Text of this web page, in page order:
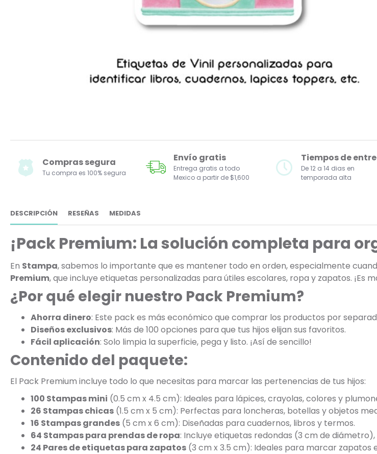
Compras segura
Tu compra es 100% segura
Envío gratis
Entrega gratis a todo
Mexico a partir de $1,600
Tiempos de
De 12 a 14 dias en
temporada alta
DESCRIPCIÓN RESEÑAS MEDIDAS
¡Pack Premium: La solución completa para
En Stampa, sabemos lo importante que es mantener todo en orden, especialmente
Premium, que incluye etiquetas personalizadas para útiles escolares, ropa y zapatos. ¡Es
¿Por qué elegir nuestro Pack Premium?
Ahorra dinero: Este pack es más económico que comprar los productos por
Diseños exclusivos: Más de 100 opciones para que tus hijos elijan sus favoritos.
Fácil aplicación: Solo limpia la superficie, pega y listo. ¡Así de sencillo!
Contenido del paquete:
El Pack Premium incluye todo lo que necesitas para marcar las pertenencias de tus hijos:
100 Stampas mini (0.5 cm x 4.5 cm): Ideales para lápices, crayolas, colores y
26 Stampas chicas (1.5 cm x 5 cm): Perfectas para loncheras, botellas y objetos
16 Stampas grandes (5 cm x 6 cm): Diseñadas para cuadernos, libros y termos.
64 Stampas para prendas de ropa: Incluye etiquetas redondas (3 cm de
24 Pares de etiquetas para zapatos (3 cm x 3.5 cm): Ideales para marcar zapatos